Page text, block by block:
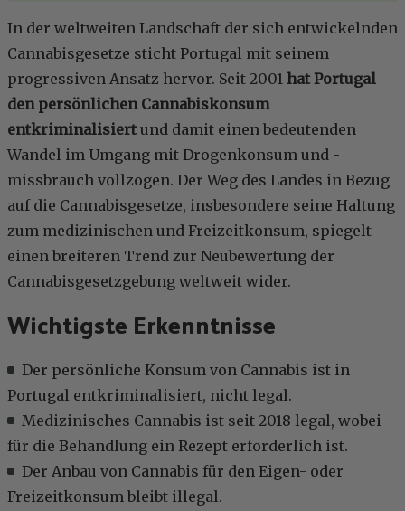
In der weltweiten Landschaft der sich entwickelnden
Cannabisgesetze sticht Portugal mit seinem
progressiven Ansatz hervor. Seit 2001 hat Portugal
den persönlichen Cannabiskonsum
entkriminalisiertund damit einen bedeutenden
Wandel im Umgang mit Drogenkonsum und -
missbrauch vollzogen. Der Weg des Landes in Bezug
auf die Cannabisgesetze, insbesondere seine Haltung
zum medizinischen und Freizeitkonsum, spiegelt
einen breiteren Trend zur Neubewertung der
Cannabisgesetzgebung weltweit wider.
Wichtigste Erkenntnisse
Der persönliche Konsum von Cannabis ist in
Portugal entkriminalisiert, nicht legal.
Medizinisches Cannabis ist seit 2018 legal, wobei
für die Behandlung ein Rezept erforderlich ist.
Der Anbau von Cannabis für den Eigen- oder
Freizeitkonsum bleibt illegal.